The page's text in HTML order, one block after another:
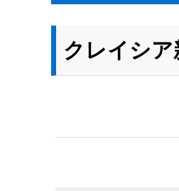
クレイシア